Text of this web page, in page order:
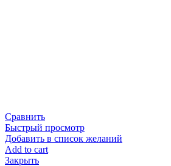
Сравнить
Быстрый просмотр
Добавить в список желаний
Add to cart
Закрыть